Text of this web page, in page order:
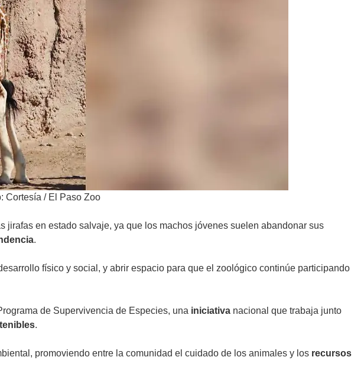
Cortesía / El Paso Zoo
jirafas en estado salvaje, ya que los machos jóvenes suelen abandonar sus
.
físico y social, y abrir espacio para que el zoológico continúe participando
de Supervivencia de Especies, una iniciativa nacional que trabaja junto
.
promoviendo entre la comunidad el cuidado de los animales y los recursos